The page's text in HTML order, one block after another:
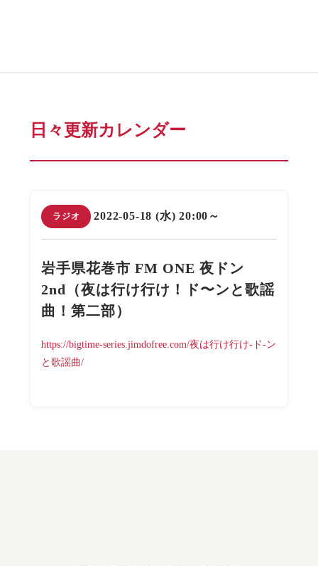
日々更新カレンダー
ラジオ 2022-05-18 (水) 20:00～
岩手県花巻市 FM ONE 夜ドン
2nd（夜は行け行け！ド〜ンと歌謡
曲！第二部）
https://bigtime-series.jimdofree.com/夜は行け行け-ド-ン
と歌謡曲/